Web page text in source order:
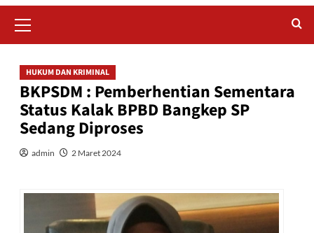
Menu
HUKUM DAN KRIMINAL
BKPSDM : Pemberhentian Sementara
Status Kalak BPBD Bangkep SP
Sedang Diproses
admin 2 Maret 2024